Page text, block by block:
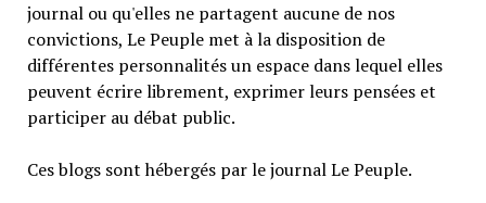
journal ou qu'elles ne partagent aucune de nos
convictions, Le Peuple met à la disposition de
différentes personnalités un espace dans lequel elles
peuvent écrire librement, exprimer leurs pensées et
participer au débat public.
Ces blogs sont hébergés par le journal Le Peuple.